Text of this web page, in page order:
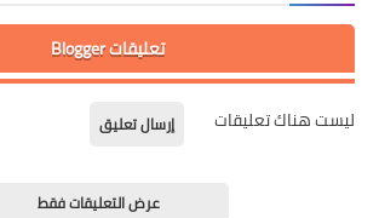
تعليقات Blogger
ليست هناك تعليقات إرسال تعليق
عرض التعليقات فقط